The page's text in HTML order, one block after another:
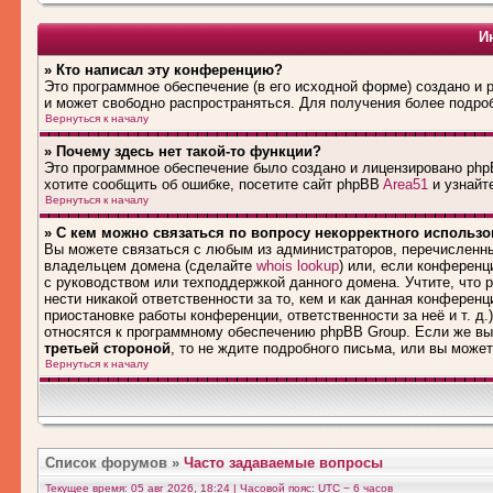
» Кто написал эту конференцию?
Это программное обеспечение (в его исходной форме) создано и
и может свободно распространяться. Для получения более
Вернуться к началу
» Почему здесь нет такой-то функции?
Это программное обеспечение было создано и лицензировано
хотите сообщить об ошибке, посетите сайт phpBB Area51 и
Вернуться к началу
» С кем можно связаться по вопросу некорректного
Вы можете связаться с любым из администраторов,
владельцем домена (сделайте whois lookup) или, если
с руководством или техподдержкой данного домена. Учтите, что
нести никакой ответственности за то, кем и как данная
приостановке работы конференции, ответственности за неё и т.
относятся к программному обеспечению phpBB Group. Если же
третьей стороной, то не ждите подробного письма, или вы
Вернуться к началу
Список форумов » Часто задаваемые вопросы
Текущее время: 05 авг 2026, 18:24 | Часовой пояс: UTC − 6 часов